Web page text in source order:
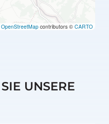
OpenStreetMap contributors © CARTO
UNSERE